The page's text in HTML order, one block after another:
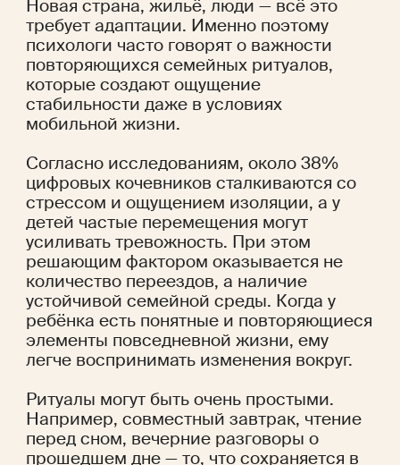
Новая страна, жильё, люди — всё это
требует адаптации. Именно поэтому
психологи часто говорят о важности
повторяющихся семейных ритуалов,
которые создают ощущение
стабильности даже в условиях
мобильной жизни.
Согласно исследованиям, около 38%
цифровых кочевников сталкиваются со
стрессом и ощущением изоляции, а у
детей частые перемещения могут
усиливать тревожность. При этом
решающим фактором оказывается не
количество переездов, а наличие
устойчивой семейной среды. Когда у
ребёнка есть понятные и повторяющиеся
элементы повседневной жизни, ему
легче воспринимать изменения вокруг.
Ритуалы могут быть очень простыми.
Например, совместный завтрак, чтение
перед сном, вечерние разговоры о
прошедшем дне — то, что сохраняется в